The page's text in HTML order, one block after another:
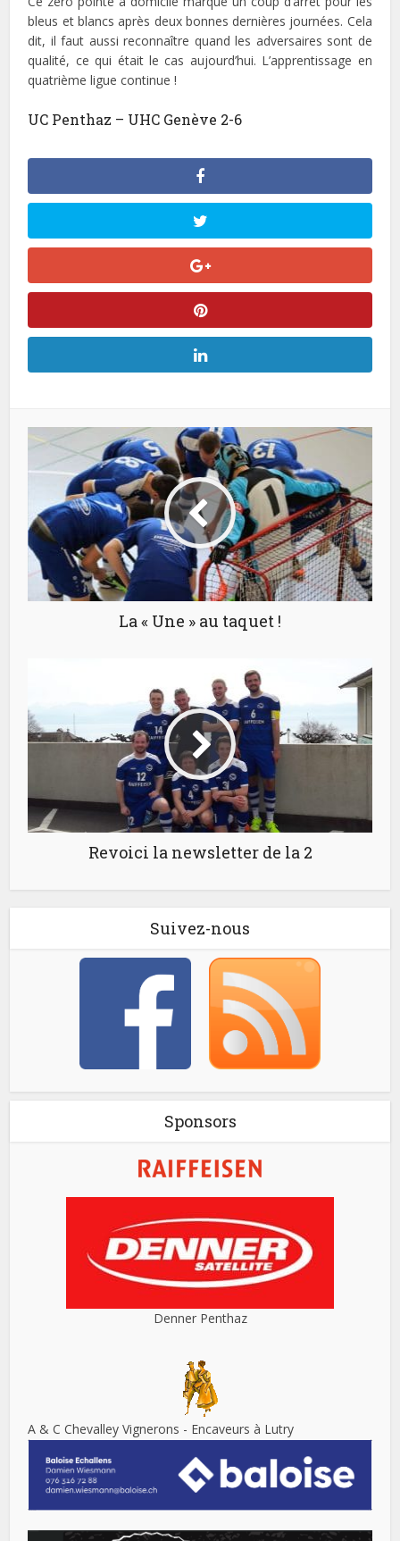
bleus et blancs après deux bonnes dernières journées. Cela
dit, il faut aussi reconnaître quand les adversaires sont de
qualité, ce qui était le cas aujourd’hui. L’apprentissage en
quatrième ligue continue !
UC Penthaz – UHC Genève 2-6
La « Une » au taquet !
Revoici la newsletter de la 2
Suivez-nous
Sponsors
Denner Penthaz
A & C Chevalley Vignerons - Encaveurs à Lutry